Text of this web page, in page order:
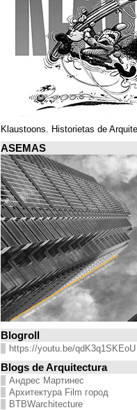
Klaustoons. Historietas de
ASEMAS
Blogroll
https://youtu.be/qdK3q1SKEoU
Blogs de Arquitectura
Андрес Мартинес
Архитектура Film город
BTBWarchitecture